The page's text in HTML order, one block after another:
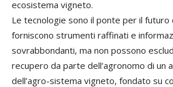
ecosistema vigneto.
Le tecnologie sono il ponte per il futuro
forniscono strumenti raffinati e
sovrabbondanti, ma non possono
recupero da parte dell’agronomo di un
dell’agro-sistema vigneto, fondato su